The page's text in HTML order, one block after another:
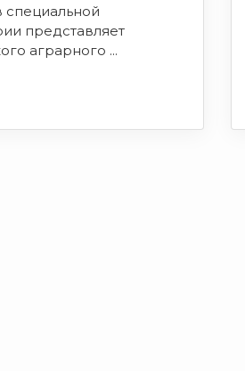
специальной
представляет
аграрного ...